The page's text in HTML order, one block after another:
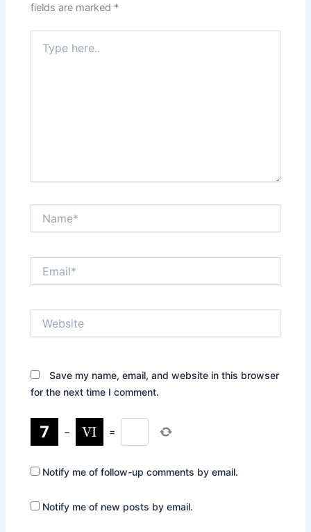
fields are marked *
here..
Save my name, email, and website in this browser
for the next time I comment.
− =
Notify me of follow-up comments by email.
Notify me of new posts by email.